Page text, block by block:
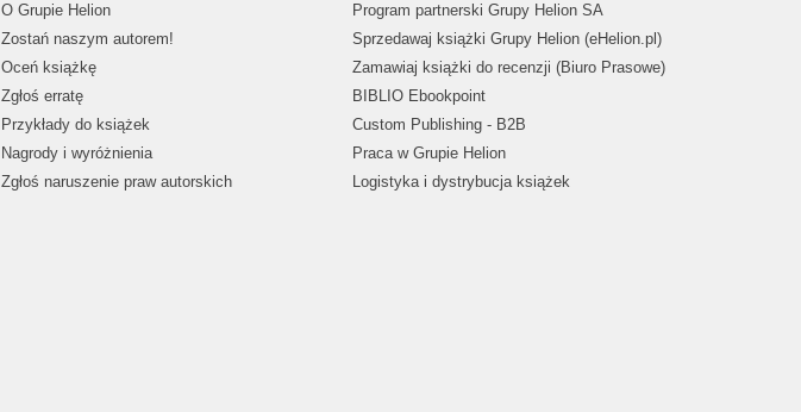
O Grupie Helion
Zostań naszym autorem!
Oceń książkę
Zgłoś erratę
Przykłady do książek
Nagrody i wyróżnienia
Zgłoś naruszenie praw autorskich
Program partnerski Grupy Helion SA
Sprzedawaj książki Grupy Helion (eHelion.pl)
Zamawiaj książki do recenzji (Biuro Prasowe)
BIBLIO Ebookpoint
Custom Publishing - B2B
Praca w Grupie Helion
Logistyka i dystrybucja książek